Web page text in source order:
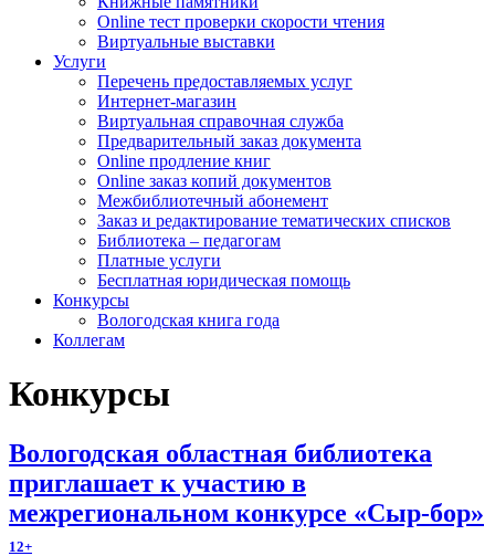
Online тест проверки скорости чтения
Виртуальные выставки
Услуги
Перечень предоставляемых услуг
Интернет-магазин
Виртуальная справочная служба
Предварительный заказ документа
Online продление книг
Online заказ копий документов
Межбиблиотечный абонемент
Заказ и редактирование тематических списков
Библиотека – педагогам
Платные услуги
Бесплатная юридическая помощь
Конкурсы
Вологодская книга года
Коллегам
Конкурсы
Вологодская областная библиотека
приглашает к участию в
межрегиональном конкурсе «Сыр-бор»
12+